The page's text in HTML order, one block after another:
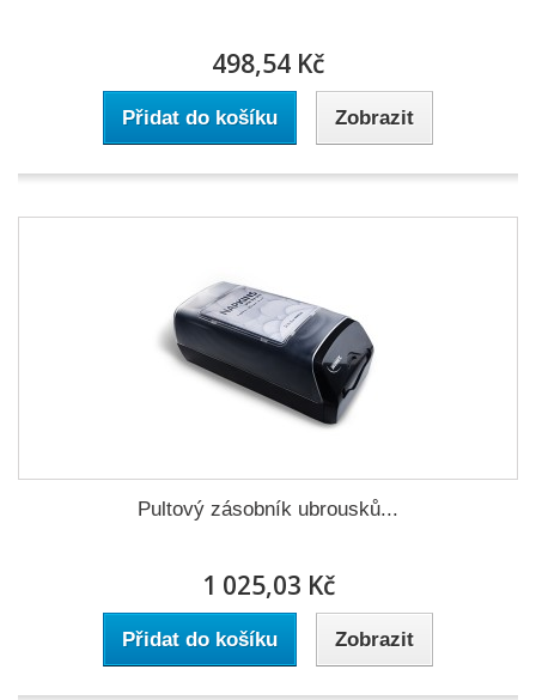
498,54 Kč
Přidat do košíku Zobrazit
Pultový zásobník ubrousků...
1 025,03 Kč
Přidat do košíku Zobrazit